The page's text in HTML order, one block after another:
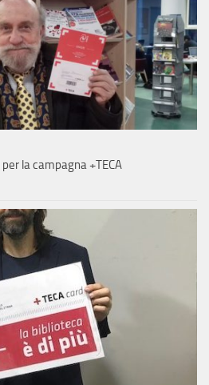
la campagna +TECA